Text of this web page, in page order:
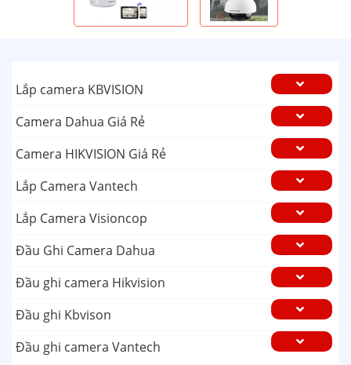
Lắp camera KBVISION
Camera Dahua Giá Rẻ
Camera HIKVISION Giá Rẻ
Lắp Camera Vantech
Lắp Camera Visioncop
Đầu Ghi Camera Dahua
Đầu ghi camera Hikvision
Đầu ghi Kbvison
Đầu ghi camera Vantech